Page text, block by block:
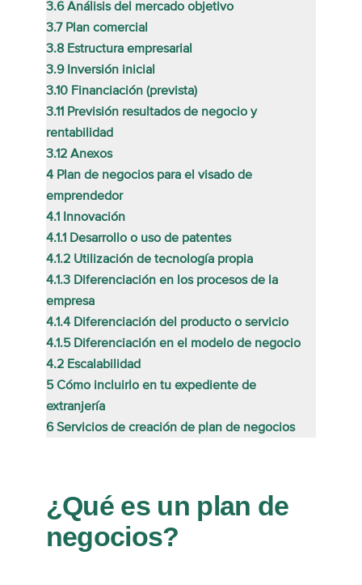
3.6 Análisis del mercado objetivo
3.7 Plan comercial
3.8 Estructura empresarial
3.9 Inversión inicial
3.10 Financiación (prevista)
3.11 Previsión resultados de negocio y
rentabilidad
3.12 Anexos
4 Plan de negocios para el visado de
emprendedor
4.1
Innovación
4.1.1 Desarrollo o uso de patentes
4.1.2 Utilización de tecnología propia
4.1.3 Diferenciación en los procesos de la
empresa
4.1.4 Diferenciación del producto o servicio
4.1.5 Diferenciación en el modelo de negocio
4.2 Escalabilidad
5 Cómo incluirlo en tu expediente de
extranjería
6 Servicios de creación de plan de negocios
¿Qué es un plan de
negocios?